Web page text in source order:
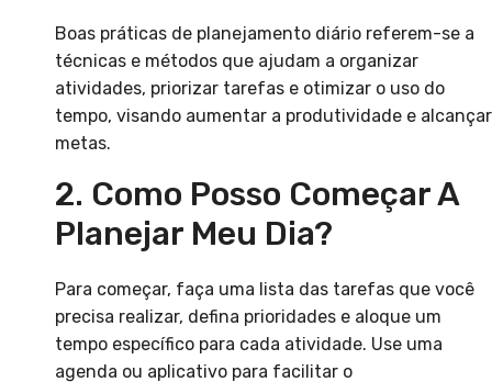
Boas práticas de planejamento diário referem-se a
técnicas e métodos que ajudam a organizar
atividades, priorizar tarefas e otimizar o uso do
tempo, visando aumentar a produtividade e alcançar
metas.
2. Como Posso Começar A
Planejar Meu Dia?
Para começar, faça uma lista das tarefas que você
precisa realizar, defina prioridades e aloque um
tempo específico para cada atividade. Use uma
agenda ou aplicativo para facilitar o